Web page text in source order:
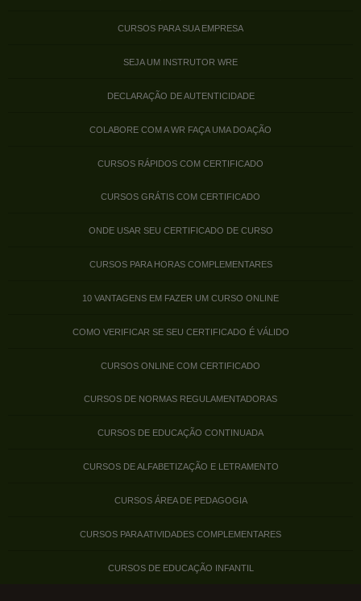
CURSOS PARA SUA EMPRESA
SEJA UM INSTRUTOR WRE
DECLARAÇÃO DE AUTENTICIDADE
COLABORE COM A WR FAÇA UMA DOAÇÃO
CURSOS RÁPIDOS COM CERTIFICADO
CURSOS GRÁTIS COM CERTIFICADO
ONDE USAR SEU CERTIFICADO DE CURSO
CURSOS PARA HORAS COMPLEMENTARES
10 VANTAGENS EM FAZER UM CURSO ONLINE
COMO VERIFICAR SE SEU CERTIFICADO É VÁLIDO
CURSOS ONLINE COM CERTIFICADO
CURSOS DE NORMAS REGULAMENTADORAS
CURSOS DE EDUCAÇÃO CONTINUADA
CURSOS DE ALFABETIZAÇÃO E LETRAMENTO
CURSOS ÁREA DE PEDAGOGIA
CURSOS PARA ATIVIDADES COMPLEMENTARES
CURSOS DE EDUCAÇÃO INFANTIL